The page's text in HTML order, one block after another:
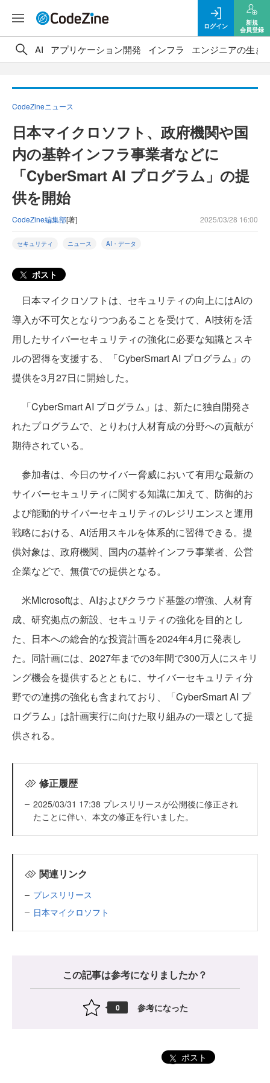
ログイン
新規
会員登録
AI アプリケーション開発 インフラ エンジニアの生き
CodeZineニュース
日本マイクロソフト、政府機関や国
内の基幹インフラ事業者などに
「CyberSmart AI プログラム」の提
供を開始
CodeZine編集部[著] 2025/03/28 16:00
セキュリティ ニュース AI・データ
ポスト
日本マイクロソフトは、セキュリティの向上にはAIの
導入が不可欠となりつつあることを受けて、AI技術を活
用したサイバーセキュリティの強化に必要な知識とスキ
ルの習得を支援する、「CyberSmart AI プログラム」の
提供を3月27日に開始した。
「CyberSmart AI プログラム」は、新たに独自開発さ
れたプログラムで、とりわけ人材育成の分野への貢献が
期待されている。
参加者は、今日のサイバー脅威において有用な最新の
サイバーセキュリティに関する知識に加えて、防御的お
よび能動的サイバーセキュリティのレジリエンスと運用
戦略における、AI活用スキルを体系的に習得できる。提
供対象は、政府機関、国内の基幹インフラ事業者、公営
企業などで、無償での提供となる。
米Microsoftは、AIおよびクラウド基盤の増強、人材育
成、研究拠点の新設、セキュリティの強化を目的とし
た、日本への総合的な投資計画を2024年4月に発表し
た。同計画には、2027年までの3年間で300万人にスキリ
ング機会を提供するとともに、サイバーセキュリティ分
野での連携の強化も含まれており、「CyberSmart AI プ
ログラム」は計画実行に向けた取り組みの一環として提
供される。
修正履歴
2025/03/31 17:38 プレスリリースが公開後に修正され
たことに伴い、本文の修正を行いました。
関連リンク
プレスリリース
日本マイクロソフト
この記事は参考になりましたか？
0 参考になった
ポスト